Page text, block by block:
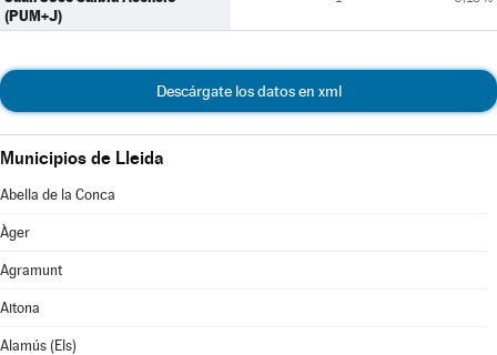
(PUM+J)
Descárgate los datos en xml
Municipios de Lleida
Abella de la Conca
Àger
Agramunt
Aitona
Alamús (Els)